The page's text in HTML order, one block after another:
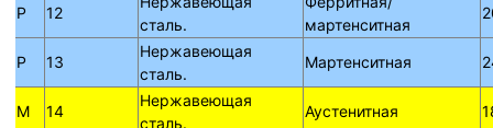
P 12
сталь.
мартенситная
P 13
Нержавеющая
сталь.
Мартенситная
M 14
Нержавеющая
сталь.
Аустенитная